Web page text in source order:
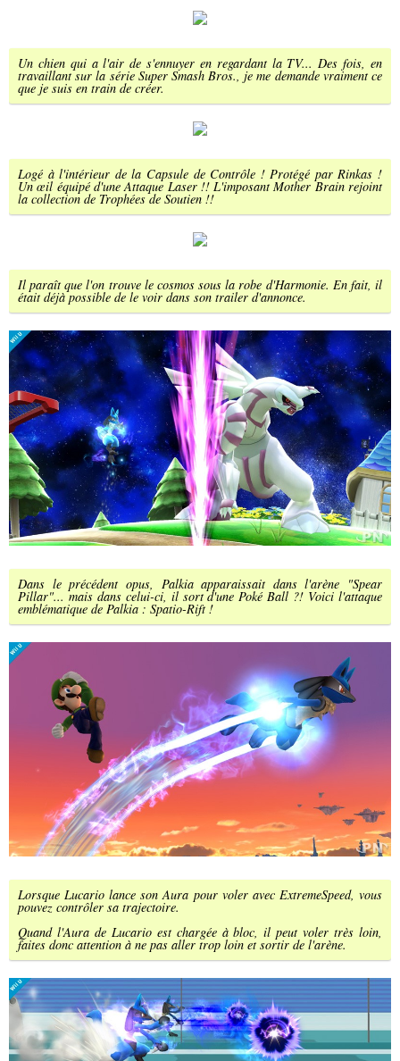
Un chien qui a l'air de s'ennuyer en regardant la TV... Des fois, en
travaillant sur la série Super Smash Bros., je me demande vraiment ce
que je suis en train de créer.
Logé à l'intérieur de la Capsule de Contrôle ! Protégé par Rinkas !
Un œil équipé d'une Attaque Laser !! L'imposant Mother Brain rejoint
la collection de Trophées de Soutien !!
Il paraît que l'on trouve le cosmos sous la robe d'Harmonie. En fait, il
était déjà possible de le voir dans son trailer d'annonce.
Dans le précédent opus, Palkia apparaissait dans l'arène "Spear
Pillar"... mais dans celui-ci, il sort d'une Poké Ball ?! Voici l'attaque
emblématique de Palkia : Spatio-Rift !
Lorsque Lucario lance son Aura pour voler avec ExtremeSpeed, vous
pouvez contrôler sa trajectoire.
Quand l'Aura de Lucario est chargée à bloc, il peut voler très loin,
faites donc attention à ne pas aller trop loin et sortir de l'arène.